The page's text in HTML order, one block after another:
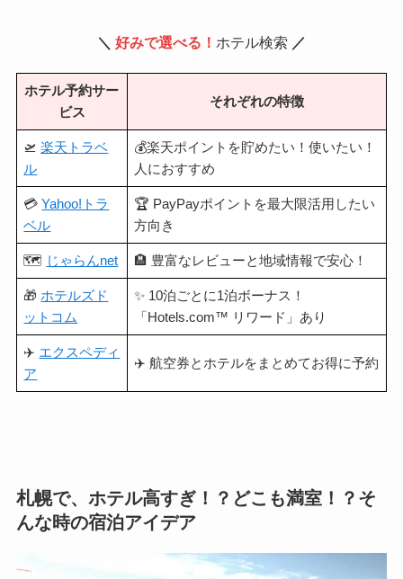
＼ 好みで選べる！ ホテル検索 ／
ホテル予約サー
ビス
それぞれの特徴
🛫楽天トラベ
ル
💰楽天ポイントを貯めたい！使いたい！
人におすすめ
💳Yahoo!トラ
ベル
🏆 PayPayポイントを最大限活用したい
方向き
🗺️ じゃらんnet 🏨 豊富なレビューと地域情報で安心！
🎁 ホテルズド
ットコム
✨ 10泊ごとに1泊ボーナス！
「Hotels.com™ リワード」あり
✈️ エクスペディ
ア
✈️ 航空券とホテルをまとめてお得に予約
札幌で、ホテル高すぎ！？どこも満室！？そ
んな時の宿泊アイデア